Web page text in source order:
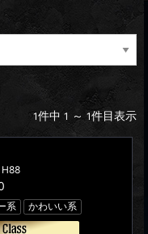
1件中 1 ～ 1件目表示
系 かわいい系